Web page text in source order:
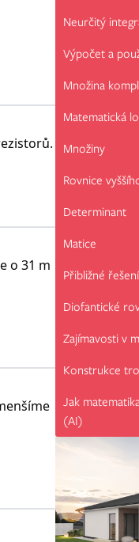
o 31 m
Neurčitý
Výpočet a
Množina
Matematická
Množiny
Rovnice
Determinant
Matice
Přibližné
Diofantické
Zajímavosti v
Konstrukce
Jak
(AI)